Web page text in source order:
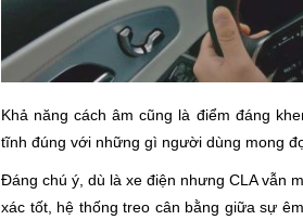
Khả năng cách âm cũng là điểm đáng
tĩnh đúng với những gì người dùng mong
Đáng chú ý, dù là xe điện nhưng CLA vẫn
xác tốt, hệ thống treo cân bằng giữa sự